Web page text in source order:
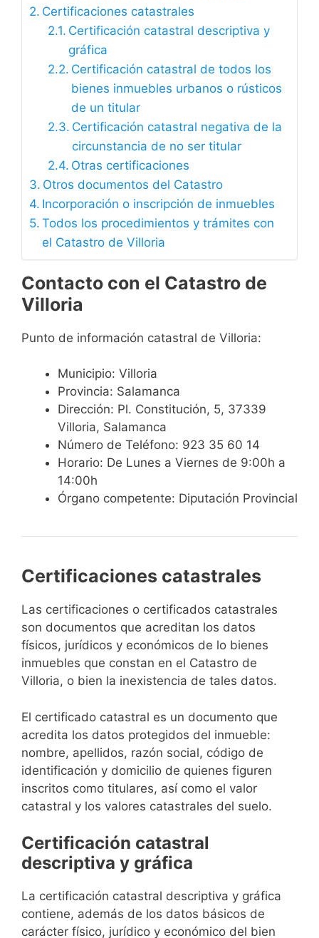
Certificaciones catastrales
Certificación catastral descriptiva y
gráfica
Certificación catastral de todos los
bienes inmuebles urbanos o rústicos
de un titular
Certificación catastral negativa de la
circunstancia de no ser titular
Otras certificaciones
Otros documentos del Catastro
Incorporación o inscripción de inmuebles
Todos los procedimientos y trámites con
el Catastro de Villoria
Contacto con el Catastro de
Villoria
Punto de información catastral de Villoria:
Municipio: Villoria
Provincia: Salamanca
Dirección: Pl. Constitución, 5, 37339
Villoria, Salamanca
Número de Teléfono: 923 35 60 14
Horario: De Lunes a Viernes de 9:00h a
14:00h
Órgano competente: Diputación Provincial
Certificaciones catastrales
Las certificaciones o certificados catastrales
son documentos que acreditan los datos
físicos, jurídicos y económicos de lo bienes
inmuebles que constan en el Catastro de
Villoria, o bien la inexistencia de tales datos.
El certificado catastral es un documento que
acredita los datos protegidos del inmueble:
nombre, apellidos, razón social, código de
identificación y domicilio de quienes figuren
inscritos como titulares, así como el valor
catastral y los valores catastrales del suelo.
Certificación catastral
descriptiva y gráfica
La certificación catastral descriptiva y gráfica
contiene, además de los datos básicos de
carácter físico, jurídico y económico del bien